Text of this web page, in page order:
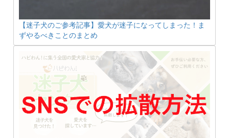
【迷子犬のご参考記事】愛犬が迷子になってしまった！ま
ずやるべきことのまとめ